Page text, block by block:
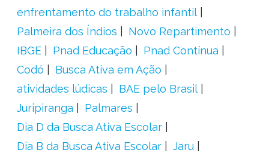
enfrentamento do trabalho infantil
Palmeira dos Índios
Novo Repartimento
IBGE
Pnad Educação
Pnad Contínua
Codó
Busca Ativa em Ação
atividades lúdicas
BAE pelo Brasil
Juripiranga
Palmares
Dia D da Busca Ativa Escolar
Dia B da Busca Ativa Escolar
Jaru